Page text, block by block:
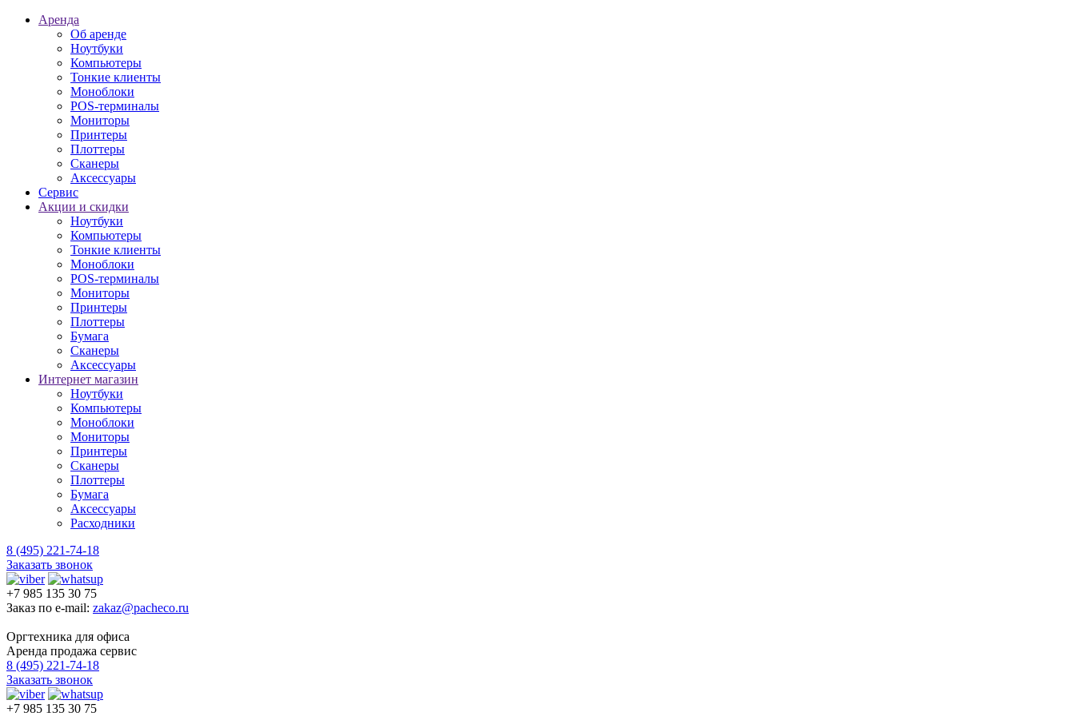
Аренда
Об аренде
Ноутбуки
Компьютеры
Тонкие клиенты
Моноблоки
POS-терминалы
Мониторы
Принтеры
Плоттеры
Сканеры
Аксессуары
Сервис
Акции и скидки
Ноутбуки
Компьютеры
Тонкие клиенты
Моноблоки
POS-терминалы
Мониторы
Принтеры
Плоттеры
Бумага
Сканеры
Аксессуары
Интернет магазин
Ноутбуки
Компьютеры
Моноблоки
Мониторы
Принтеры
Сканеры
Плоттеры
Бумага
Аксессуары
Расходники
8 (495) 221-74-18
Заказать звонок
+7 985 135 30 75
Заказ по e-mail: zakaz@pacheco.ru
Оргтехника для офиса
Аренда продажа сервис
8 (495) 221-74-18
Заказать звонок
+7 985 135 30 75